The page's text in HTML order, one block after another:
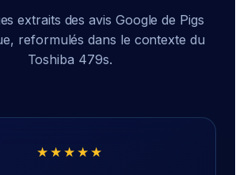
extraits des avis Google de Pigs
reformulés dans le contexte du
Toshiba 479s.
★★★★★